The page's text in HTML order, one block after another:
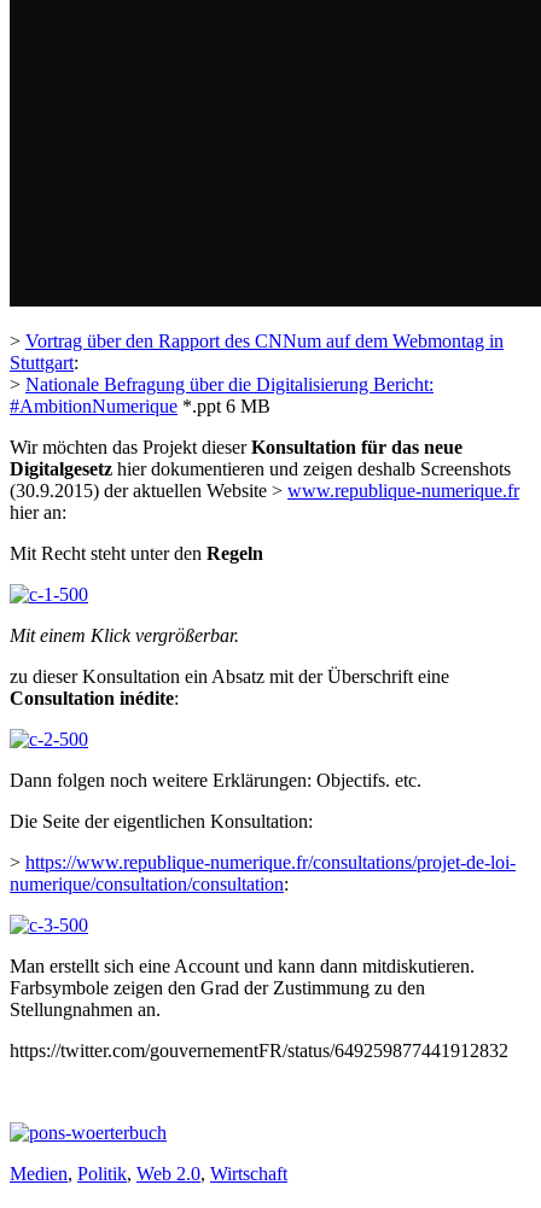
> Vortrag über den Rapport des CNNum auf dem Webmontag in
Stuttgart:
> Nationale Befragung über die Digitalisierung Bericht:
#AmbitionNumerique *.ppt 6 MB
Wir möchten das Projekt dieserKonsultation für das neue
Digitalgesetz hier dokumentieren und zeigen deshalb Screenshots
(30.9.2015) der aktuellen Website > www.republique-numerique.fr
hier an:
Mit Recht steht unter den Regeln
Mit einem Klick vergrößerbar.
zu dieser Konsultation ein Absatz mit der Überschrift eine
Consultation inédite:
Dann folgen noch weitere Erklärungen: Objectifs. etc.
Die Seite der eigentlichen Konsultation:
> https://www.republique-numerique.fr/consultations/projet-de-loi-
numerique/consultation/consultation:
Man erstellt sich eine Account und kann dann mitdiskutieren.
Farbsymbole zeigen den Grad der Zustimmung zu den
Stellungnahmen an.
https://twitter.com/gouvernementFR/status/649259877441912832
Medien, Politik, Web 2.0, Wirtschaft